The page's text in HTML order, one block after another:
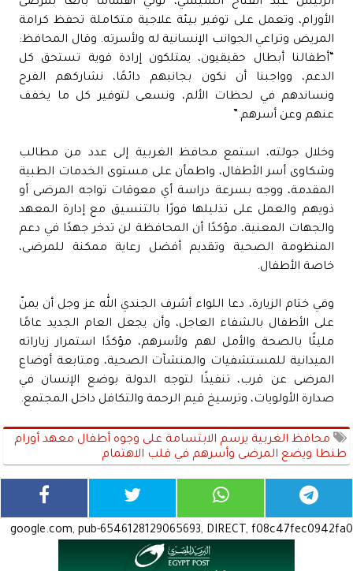
الرئيس عبد الفتاح السيسي، تولي اهتمامًا بالغًا بمرضى
الأورام، وتعمل على توفير بيئة علاجية متكاملة تحفظ كرامة
المريض وتراعي الجوانب الإنسانية له ولأسرته. وقال المحافظ:
“أطفالنا أبطال حقيقيون، يمتلكون إرادة قوية تستحق كل
الدعم، وواجبنا أن نكون بجانبهم دائمًا، نشاركهم الفرح
ونساندهم في لحظات الألم، ونسعى لتوفير كل ما يخفف
عنهم وعن أسرهم.”
وخلال جولته، استمع محافظ الغربية إلى عدد من مطالب
وشكاوى أسر الأطفال، واطمأن على مستوى الخدمات الطبية
المقدمة، ووجه بسرعة دراسة أي معوقات تواجه المرضى أو
ذويهم والعمل على تذليلها فورًا بالتنسيق مع إدارة المعهد
والجهات المعنية، مؤكدًا أن المحافظة لن تدخر جهدًا في دعم
المنظومة الصحية وتقديم أفضل رعاية ممكنة للمرضى،
خاصة الأطفال.
وفي ختام الزيارة، دعا اللواء أشرف الجندي الله عز وجل أن يمنّ
على الأطفال بالشفاء العاجل، وأن يجعل العام الجديد عامًا
مليئًا بالصحة والأمل لهم ولأسرهم، مؤكدًا استمرار زياراته
الميدانية للمستشفيات والمنشآت الصحية، ومتابعة أوضاع
المرضى عن قرب، تنفيذًا لتوجه الدولة بوضع الإنسان في
صدارة الأولويات، وترسيخ قيم الرحمة والتكافل داخل المجتمع.
محافظ الغربية يرسم الابتسامة على وجوه أطفال معهد أورام
طنطا ويضع المرضى وأسرهم في قلب الاهتمام
google.com, pub-6546128129065693, DIRECT, f08c47fec0942fa0